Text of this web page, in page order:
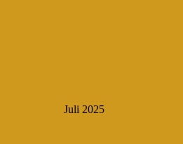
Juli 2025